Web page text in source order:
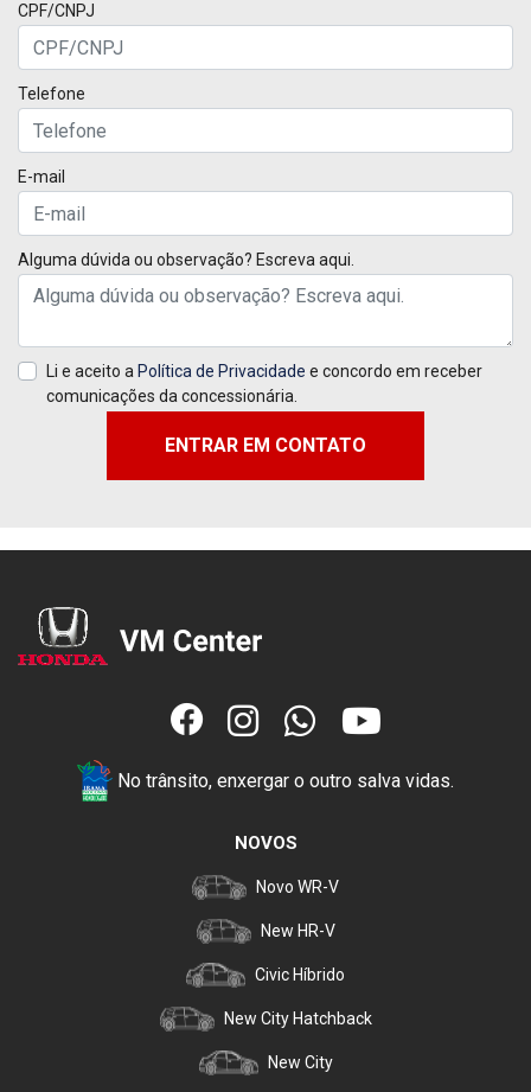
CPF/CNPJ
Telefone
E-mail
Alguma dúvida ou observação? Escreva aqui.
Li e aceito a Política de Privacidade e concordo em receber
comunicações da concessionária.
ENTRAR EM CONTATO
No trânsito, enxergar o outro salva vidas.
NOVOS
Novo WR-V
New HR-V
Civic Híbrido
New City Hatchback
New City